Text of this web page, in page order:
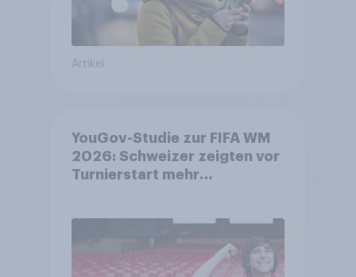
Artikel
YouGov-Studie zur FIFA WM
2026: Schweizer zeigten vor
Turnierstart mehr